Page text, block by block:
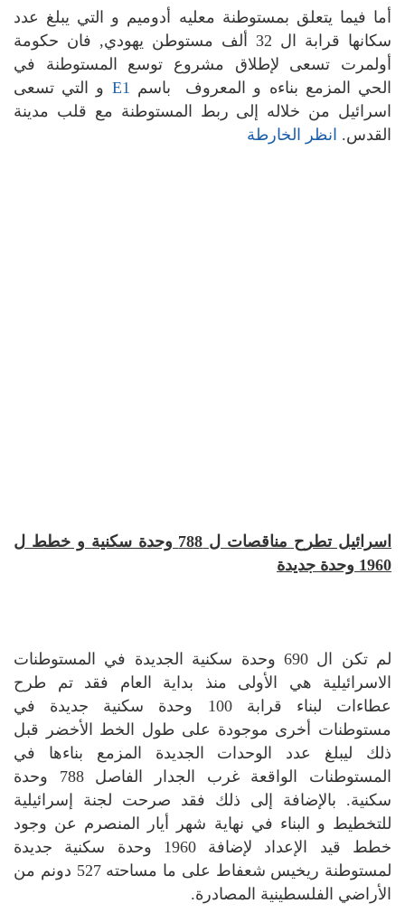
أما فيما يتعلق بمستوطنة معليه أدوميم و التي يبلغ عدد
سكانها قرابة ال 32 ألف مستوطن يهودي, فان حكومة
أولمرت تسعى لإطلاق مشروع توسع المستوطنة في
الحي المزمع بناءه و المعروف باسم
E1 و التي تسعى
اسرائيل من خلاله إلى ربط المستوطنة مع قلب مدينة
القدس. انظر الخارطة
اسرائيل تطرح مناقصات ل 788 وحدة سكنية و خطط ل
1960 وحدة جديدة
لم تكن ال 690 وحدة سكنية الجديدة في المستوطنات
الاسرائيلية هي الأولى منذ بداية العام فقد تم طرح
عطاءات لبناء قرابة 100 وحدة سكنية جديدة في
مستوطنات أخرى موجودة على طول الخط الأخضر قبل
ذلك ليبلغ عدد الوحدات الجديدة المزمع بناءها في
المستوطنات الواقعة غرب الجدار الفاصل 788 وحدة
سكنية. بالإضافة إلى ذلك فقد صرحت لجنة إسرائيلية
للتخطيط و البناء في نهاية شهر أيار المنصرم عن وجود
خطط قيد الإعداد لإضافة 1960 وحدة سكنية جديدة
لمستوطنة ريخيس شعفاط على ما مساحته 527 دونم من
الأراضي الفلسطينية المصادرة.